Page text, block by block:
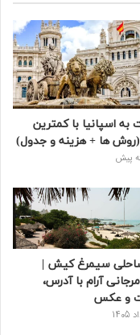
به اسپانیا با کمترین
(روش ها + هزینه و جدول)
سیمرغ کیش |
آرام با آدرس،
و عکس